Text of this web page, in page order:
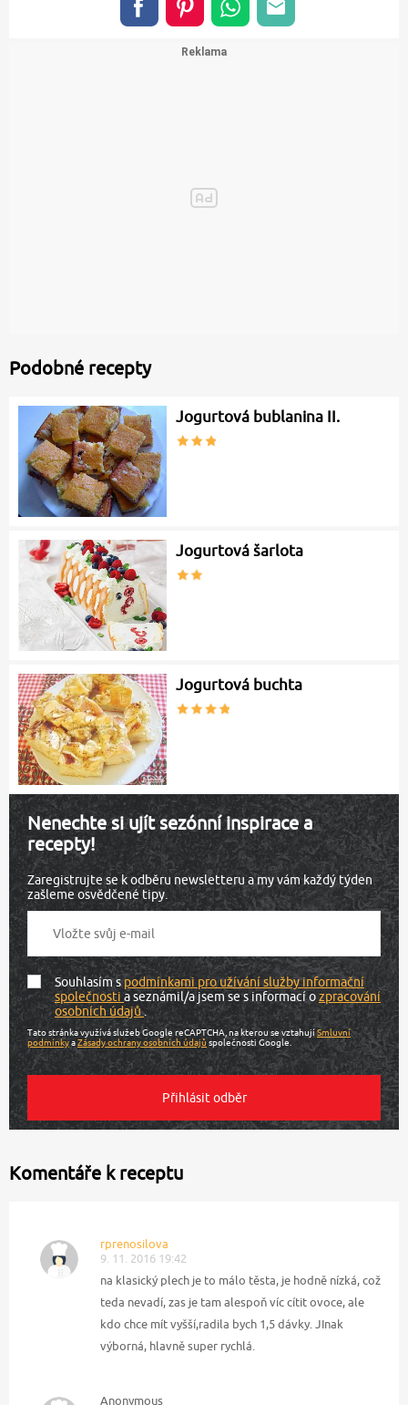
Podobné recepty
Jogurtová bublanina II.
Jogurtová šarlota
Jogurtová buchta
Nenechte si ujít sezónní inspirace a
recepty!
Zaregistrujte se k odběru newsletteru a my vám každý týden
zašleme osvědčené tipy.
Souhlasím spodmínkami pro užívání služby informační
společnostia seznámil/a jsem se s informací ozpracování
osobních údajů.
Tato stránka využívá služeb Google reCAPTCHA, na kterou se vztahujíSmluvní
podmínkyaZásady ochrany osobních údajů společnosti Google.
Komentáře k receptu
rprenosilova
9. 11. 2016 19:42
na klasický plech je to málo těsta, je hodně nízká, což
teda nevadí, zas je tam alespoň víc cítit ovoce, ale
kdo chce mít vyšší,radila bych 1,5 dávky. JInak
výborná, hlavně super rychlá.
Anonymous